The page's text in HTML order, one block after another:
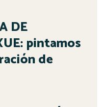
DE
pintamos
de